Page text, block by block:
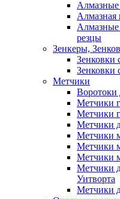
Алмазные
Алмазная
Алмазные
резцы
Зенкеры,
Зенковки
Зенковки
Метчики
Воротоки
Метчики
Метчики
Метчики
Метчики
Метчики
Метчики
Метчики
Уитворта
Метчики